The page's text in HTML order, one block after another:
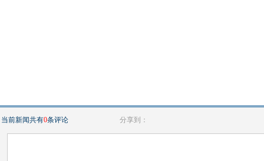
当前新闻共有0条评论 分享到：